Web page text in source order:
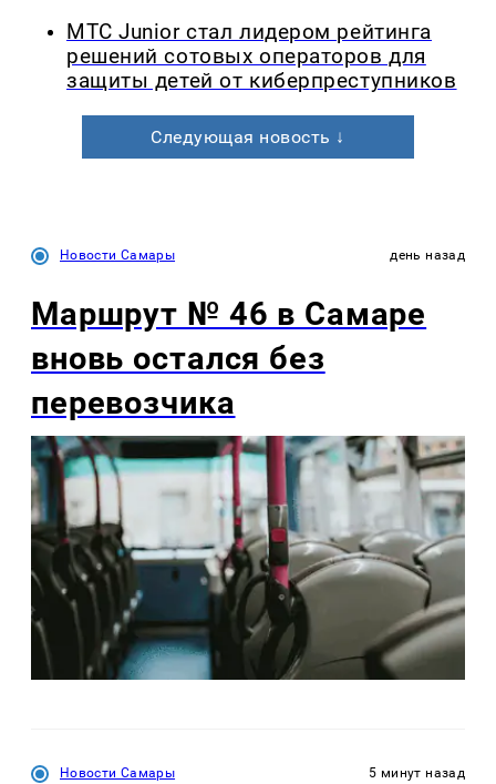
МТС Junior стал лидером рейтинга
решений сотовых операторов для
защиты детей от киберпреступников
Следующая новость ↓
Новости Самары день назад
Маршрут № 46 в Самаре
вновь остался без
перевозчика
Новости Самары 5 минут назад